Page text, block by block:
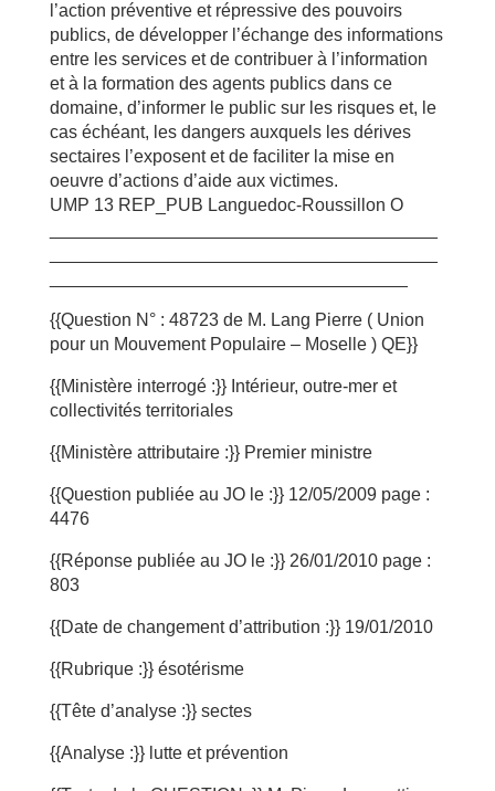
l’action préventive et répressive des pouvoirs
publics, de développer l’échange des informations
entre les services et de contribuer à l’information
et à la formation des agents publics dans ce
domaine, d’informer le public sur les risques et, le
cas échéant, les dangers auxquels les dérives
sectaires l’exposent et de faciliter la mise en
oeuvre d’actions d’aide aux victimes.
UMP 13 REP_PUB Languedoc-Roussillon O
{{Question N° : 48723 de M. Lang Pierre ( Union
pour un Mouvement Populaire – Moselle ) QE}}
{{Ministère interrogé :}} Intérieur, outre-mer et
collectivités territoriales
{{Ministère attributaire :}} Premier ministre
{{Question publiée au JO le :}} 12/05/2009 page :
4476
{{Réponse publiée au JO le :}} 26/01/2010 page :
803
{{Date de changement d’attribution :}} 19/01/2010
{{Rubrique :}} ésotérisme
{{Tête d’analyse :}} sectes
{{Analyse :}} lutte et prévention